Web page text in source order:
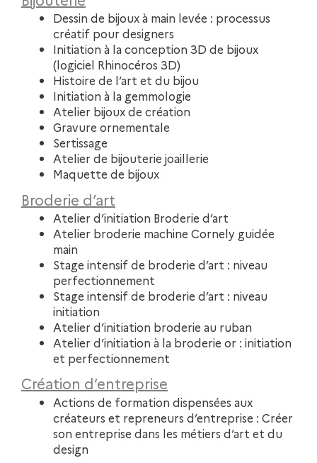
Dessin de bijoux à main levée : processus
créatif pour designers
Initiation à la conception 3D de bijoux
(logiciel Rhinocéros 3D)
Histoire de l’art et du bijou
Initiation à la gemmologie
Atelier bijoux de création
Gravure ornementale
Sertissage
Atelier de bijouterie joaillerie
Maquette de bijoux
Broderie d’art
Atelier d’initiation Broderie d’art
Atelier broderie machine Cornely guidée
main
Stage intensif de broderie d’art : niveau
perfectionnement
Stage intensif de broderie d’art : niveau
initiation
Atelier d’initiation broderie au ruban
Atelier d’initiation à la broderie or : initiation
et perfectionnement
Création d’entreprise
Actions de formation dispensées aux
créateurs et repreneurs d’entreprise : Créer
son entreprise dans les métiers d’art et du
design